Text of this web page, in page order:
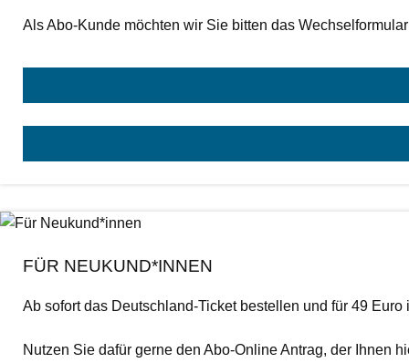
Als Abo-Kunde möchten wir Sie bitten das
FÜR NEUKUND*INNEN
Ab sofort das Deutschland-Ticket bestellen und für 49 Euro
Nutzen Sie dafür gerne den Abo-Online Antrag, der Ihnen